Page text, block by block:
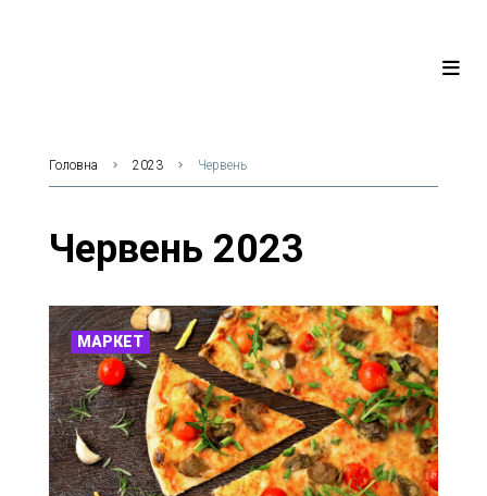
Головна 2023 Червень
Червень 2023
МАРКЕТ